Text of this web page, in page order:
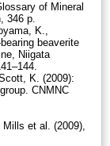
of Mineral
346 p.
K.,
beaverite
Niigata
K. (2009):
CNMNC
et al. (2009),